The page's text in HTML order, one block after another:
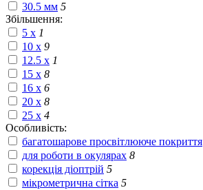
30.5 мм 5
Збільшення:
5 x 1
10 x 9
12.5 x 1
15 x 8
16 x 6
20 x 8
25 x 4
Особливість:
багатошарове просвітлююче покриття
для роботи в окулярах 8
корекція діоптрій 5
мікрометрична сітка 5